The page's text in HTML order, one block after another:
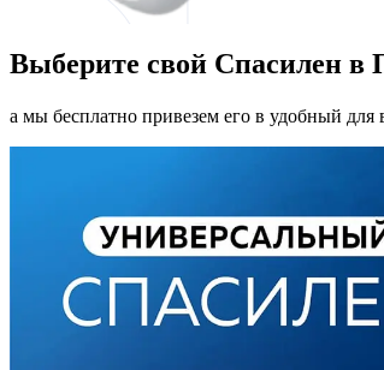
Выберите свой Спасилен в
а мы бесплатно привезем его в удобный